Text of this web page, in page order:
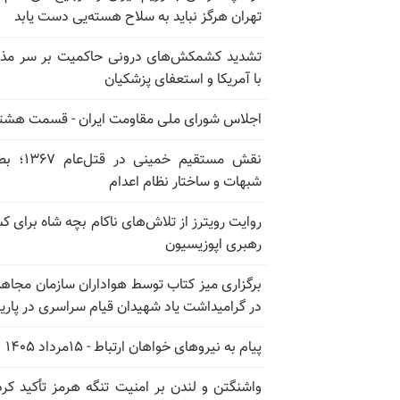
تهران هرگز نباید به سلاح هسته‌یی دست یابد
تشدید کشمکش‌های درونی حاکمیت بر سر
با آمریکا و استعفای پزشکیان
اجلاس شورای ملی مقاومت ایران - قسمت
نقش مستقیم خمینی
شبهات و ساختار نظام اعدام
روایت رویترز از تلاش‌های ناکام بچه شاه
رهبری اپوزیسیون
برگزاری میز کتاب توسط هواداران سازمان
در گرامیداشت یاد شهیدان قیام سراسری در
پیام به نیروهای خواهان ارتباط - ۱۵مرداد ۱۴۰۵
واشنگتن و لندن بر امنیت تنگه هرمز تأکید